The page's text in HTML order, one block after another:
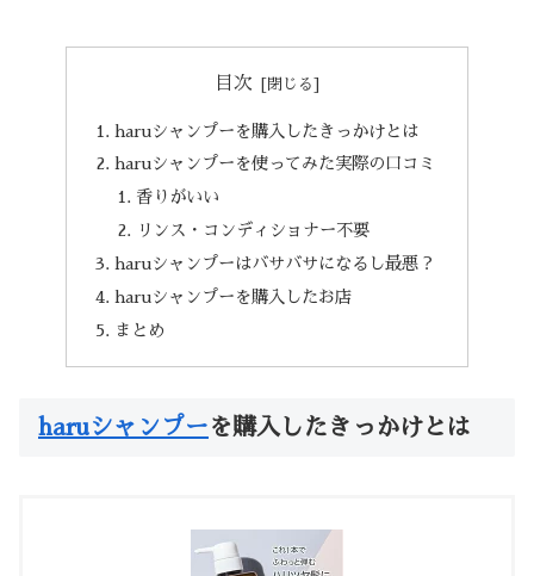
目次
haruシャンプーを購入したきっかけとは
haruシャンプーを使ってみた実際の口コミ
香りがいい
リンス・コンディショナー不要
haruシャンプーはバサバサになるし最悪？
haruシャンプーを購入したお店
まとめ
haruシャンプー を購入したきっかけとは